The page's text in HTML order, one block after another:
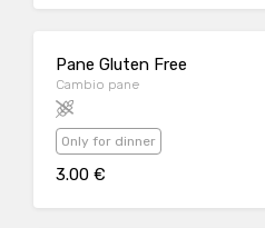
Pane Gluten Free
Cambio pane
Only for dinner
3.00 €